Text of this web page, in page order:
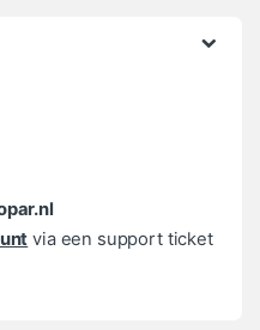
via een support ticket